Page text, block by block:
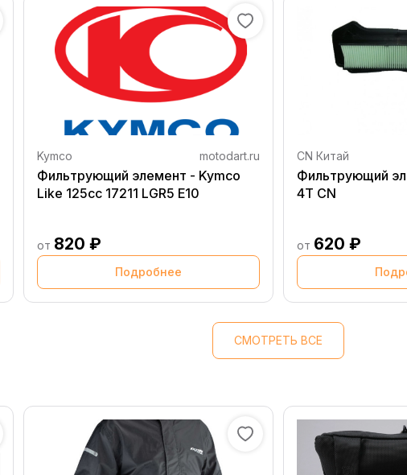
Kymco motodart.ru
Фильтрующий элемент - Kymco
Like 125cc 17211 LGR5 E10
от 820 ₽
Подробнее
CN Китай
Фильтрующий
4T CN
от 620 ₽
СМОТРЕТЬ ВСЕ